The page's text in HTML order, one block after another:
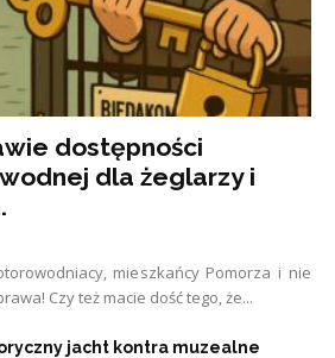
dostępności
dla żeglarzy i
mieszkańcy Pomorza i nie
Czy też macie dość tego, że...
jacht kontra muzealne